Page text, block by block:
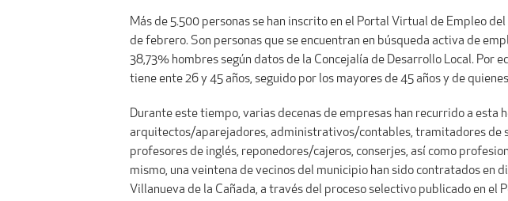
Más de 5.500 personas se han inscrito en el Portal Virtual de Empleo
de febrero. Son personas que se encuentran en búsqueda activa de
38,73% hombres según datos de la Concejalía de Desarrollo Local.
tiene ente 26 y 45 años, seguido por los mayores de 45 años y de
Durante este tiempo, varias decenas de empresas han recurrido a
arquitectos/aparejadores, administrativos/contables, tramitadores de
profesores de inglés, reponedores/cajeros, conserjes, así como
mismo, una veintena de vecinos del municipio han sido contratados en
Villanueva de la Cañada, a través del proceso selectivo publicado en el